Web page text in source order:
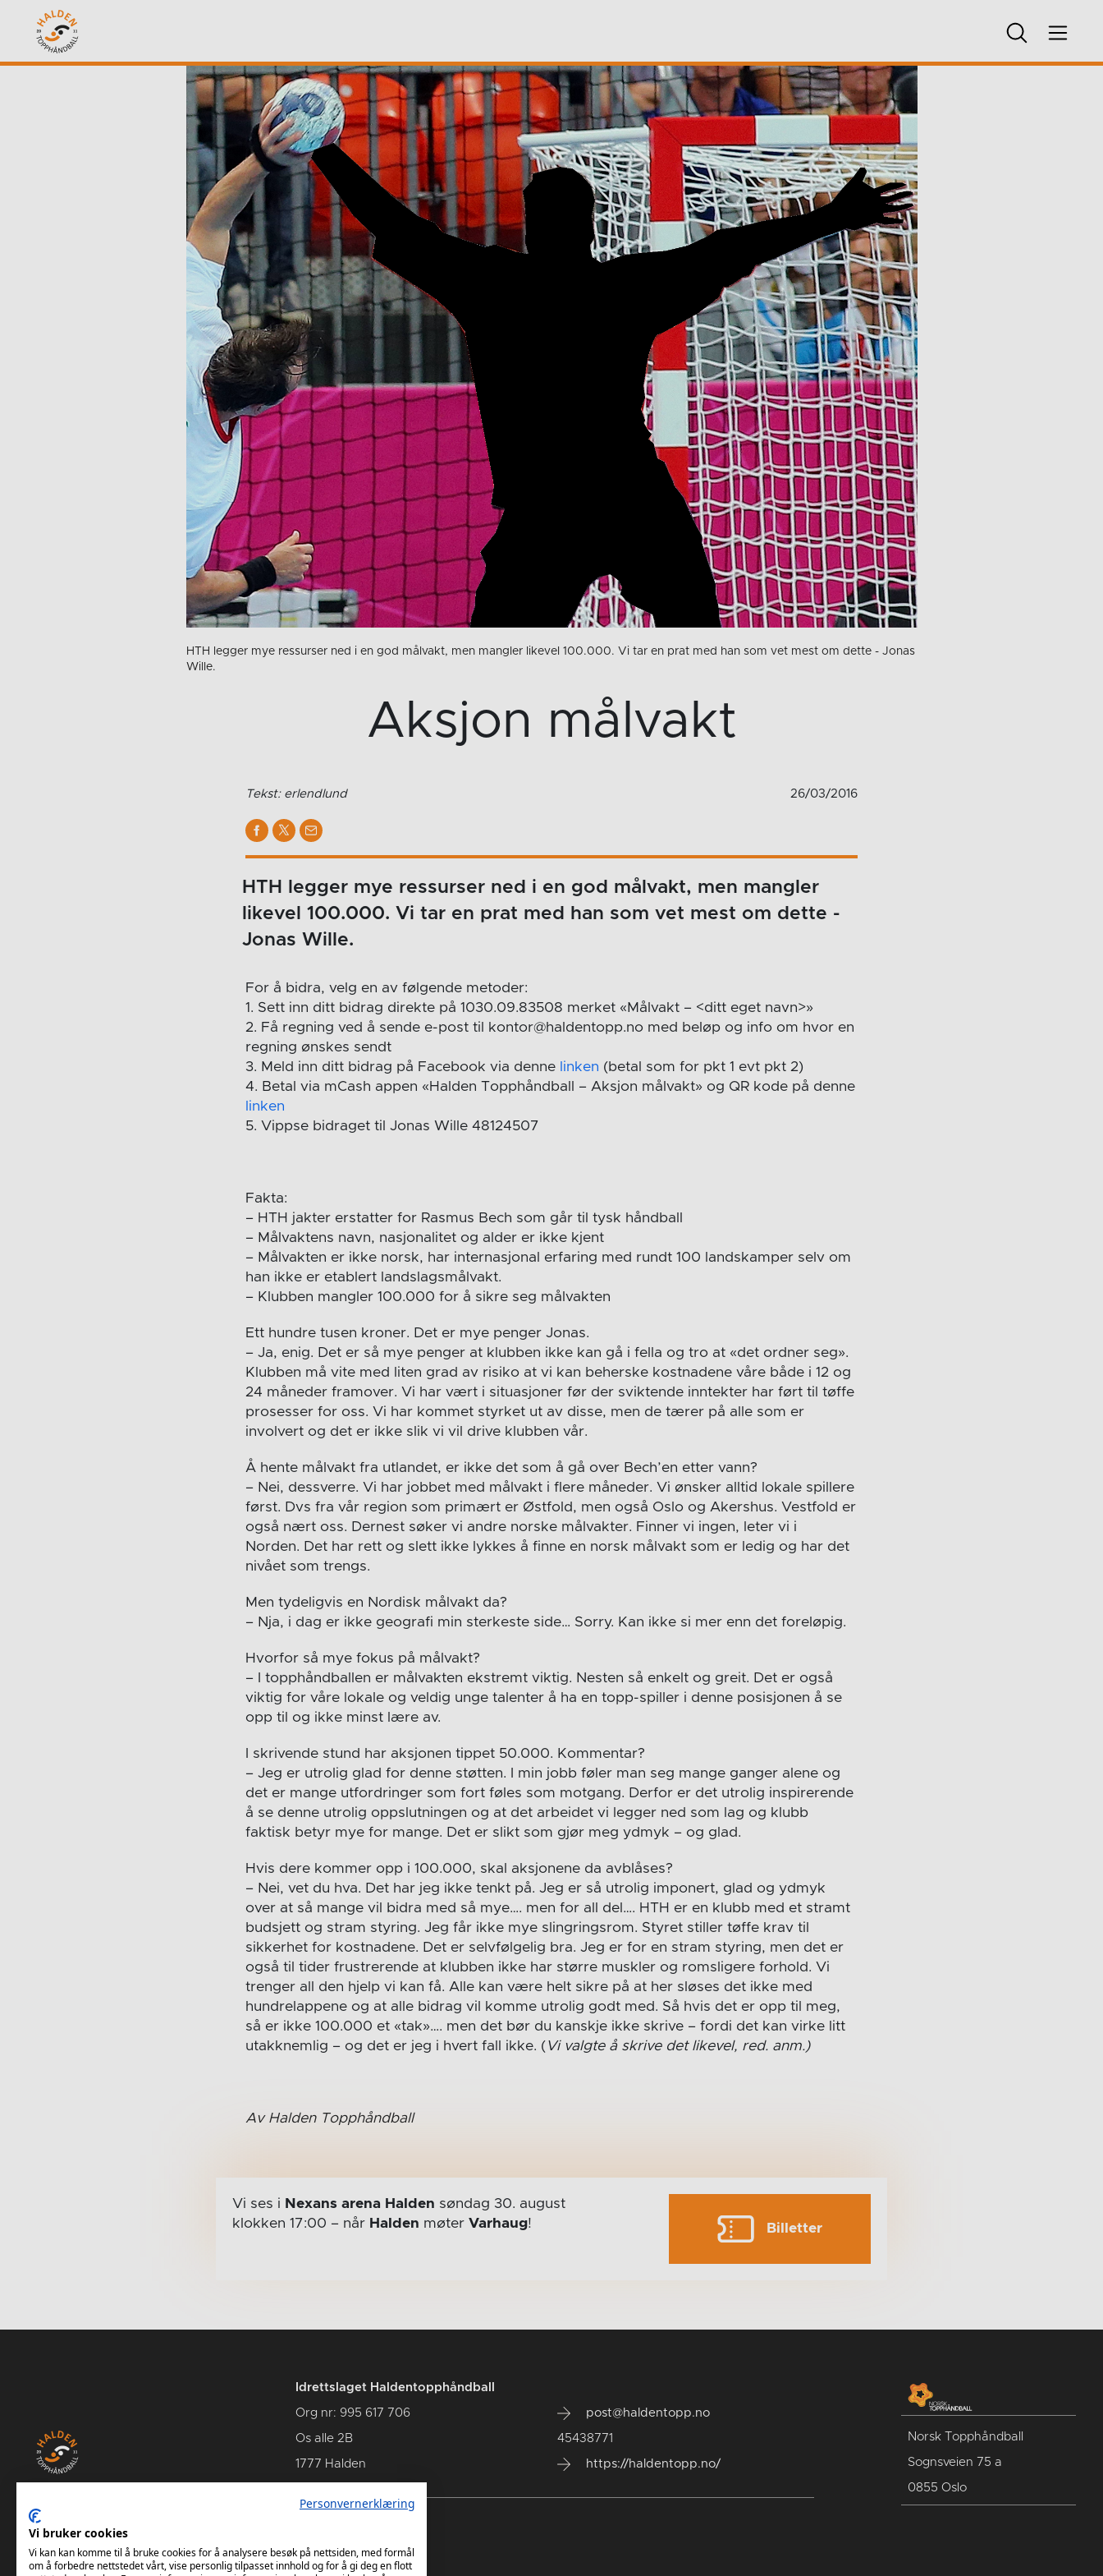
HTH legger mye ressurser ned i en god målvakt, men mangler likevel 100.000. Vi tar en prat med han som vet mest om dette - Jonas
Wille.
Aksjon målvakt
Tekst: erlendlund 26/03/2016
HTH legger mye ressurser ned i en god målvakt, men mangler
likevel 100.000. Vi tar en prat med han som vet mest om dette -
Jonas Wille.
For å bidra, velg en av følgende metoder:
1. Sett inn ditt bidrag direkte på 1030.09.83508 merket «Målvakt – <ditt eget navn>»
2. Få regning ved å sende e-post til kontor@haldentopp.no med beløp og info om hvor en
regning ønskes sendt
3. Meld inn ditt bidrag på Facebook via denne linken (betal som for pkt 1 evt pkt 2)
4. Betal via mCash appen «Halden Topphåndball – Aksjon målvakt» og QR kode på denne
linken
5. Vippse bidraget til Jonas Wille 48124507
Fakta:
– HTH jakter erstatter for Rasmus Bech som går til tysk håndball
– Målvaktens navn, nasjonalitet og alder er ikke kjent
– Målvakten er ikke norsk, har internasjonal erfaring med rundt 100 landskamper selv om
han ikke er etablert landslagsmålvakt.
– Klubben mangler 100.000 for å sikre seg målvakten
Ett hundre tusen kroner. Det er mye penger Jonas.
– Ja, enig. Det er så mye penger at klubben ikke kan gå i fella og tro at «det ordner seg».
Klubben må vite med liten grad av risiko at vi kan beherske kostnadene våre både i 12 og
24 måneder framover. Vi har vært i situasjoner før der sviktende inntekter har ført til tøffe
prosesser for oss. Vi har kommet styrket ut av disse, men de tærer på alle som er
involvert og det er ikke slik vi vil drive klubben vår.
Å hente målvakt fra utlandet, er ikke det som å gå over Bech’en etter vann?
– Nei, dessverre. Vi har jobbet med målvakt i flere måneder. Vi ønsker alltid lokale spillere
først. Dvs fra vår region som primært er Østfold, men også Oslo og Akershus. Vestfold er
også nært oss. Dernest søker vi andre norske målvakter. Finner vi ingen, leter vi i
Norden. Det har rett og slett ikke lykkes å finne en norsk målvakt som er ledig og har det
nivået som trengs.
Men tydeligvis en Nordisk målvakt da?
– Nja, i dag er ikke geografi min sterkeste side… Sorry. Kan ikke si mer enn det foreløpig.
Hvorfor så mye fokus på målvakt?
– I topphåndballen er målvakten ekstremt viktig. Nesten så enkelt og greit. Det er også
viktig for våre lokale og veldig unge talenter å ha en topp-spiller i denne posisjonen å se
opp til og ikke minst lære av.
I skrivende stund har aksjonen tippet 50.000. Kommentar?
– Jeg er utrolig glad for denne støtten. I min jobb føler man seg mange ganger alene og
det er mange utfordringer som fort føles som motgang. Derfor er det utrolig inspirerende
å se denne utrolig oppslutningen og at det arbeidet vi legger ned som lag og klubb
faktisk betyr mye for mange. Det er slikt som gjør meg ydmyk – og glad.
Hvis dere kommer opp i 100.000, skal aksjonene da avblåses?
– Nei, vet du hva. Det har jeg ikke tenkt på. Jeg er så utrolig imponert, glad og ydmyk
over at så mange vil bidra med så mye…. men for all del…. HTH er en klubb med et stramt
budsjett og stram styring. Jeg får ikke mye slingringsrom. Styret stiller tøffe krav til
sikkerhet for kostnadene. Det er selvfølgelig bra. Jeg er for en stram styring, men det er
også til tider frustrerende at klubben ikke har større muskler og romsligere forhold. Vi
trenger all den hjelp vi kan få. Alle kan være helt sikre på at her sløses det ikke med
hundrelappene og at alle bidrag vil komme utrolig godt med. Så hvis det er opp til meg,
så er ikke 100.000 et «tak»…. men det bør du kanskje ikke skrive – fordi det kan virke litt
utakknemlig – og det er jeg i hvert fall ikke. (Vi valgte å skrive det likevel, red. anm.)
Av Halden Topphåndball
Vi ses i Nexans arena Halden søndag 30. august
klokken 17:00 – når Halden møter Varhaug! Billetter
Idrettslaget Haldentopphåndball
Org nr: 995 617 706
Os alle 2B
1777 Halden
post@haldentopp.no
45438771
https://haldentopp.no/
Se Hans Petter Willes bildearkiv
Norsk Topphåndball
Sognsveien 75 a
0855 Oslo
Personvernerklæring
Vi bruker cookies
Vi kan kan komme til å bruke cookies for å analysere besøk på nettsiden, med formål
om å forbedre nettstedet vårt, vise personlig tilpasset innhold og for å gi deg en flott